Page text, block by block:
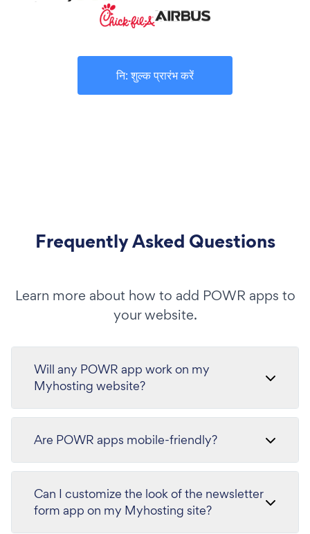
नि: शुल्क प्रारंभ करें
Frequently Asked Questions
Learn more about how to add POWR apps to
your website.
Will any POWR app work on my
Myhosting website?
Are POWR apps mobile-friendly?
Can I customize the look of the newsletter
form app on my Myhosting site?